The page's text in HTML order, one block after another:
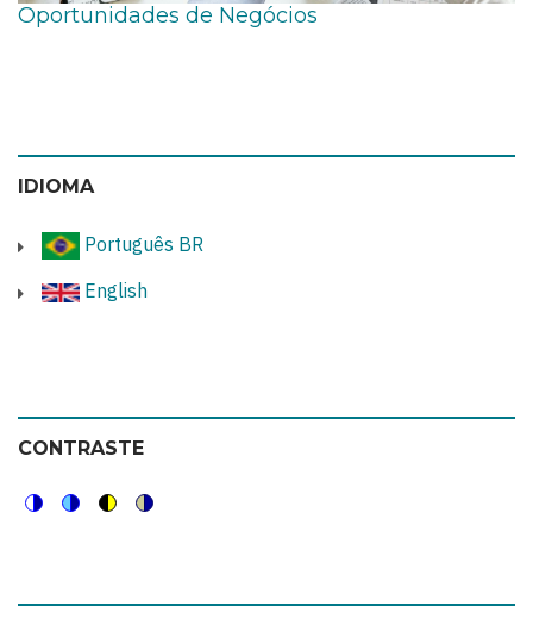
Oportunidades de Negócios
IDIOMA
Português BR
English
CONTRASTE
colorbluehighsoft